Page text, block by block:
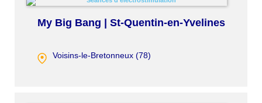
My Big Bang | St-Quentin-en-Yvelines
Voisins-le-Bretonneux (78)